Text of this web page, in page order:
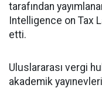
tarafından
Intelligence on Tax
etti.
Uluslararası vergi
akademik